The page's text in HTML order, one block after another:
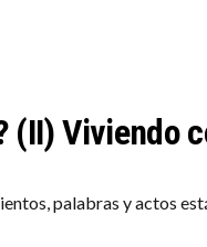
(II) Viviendo
palabras y actos